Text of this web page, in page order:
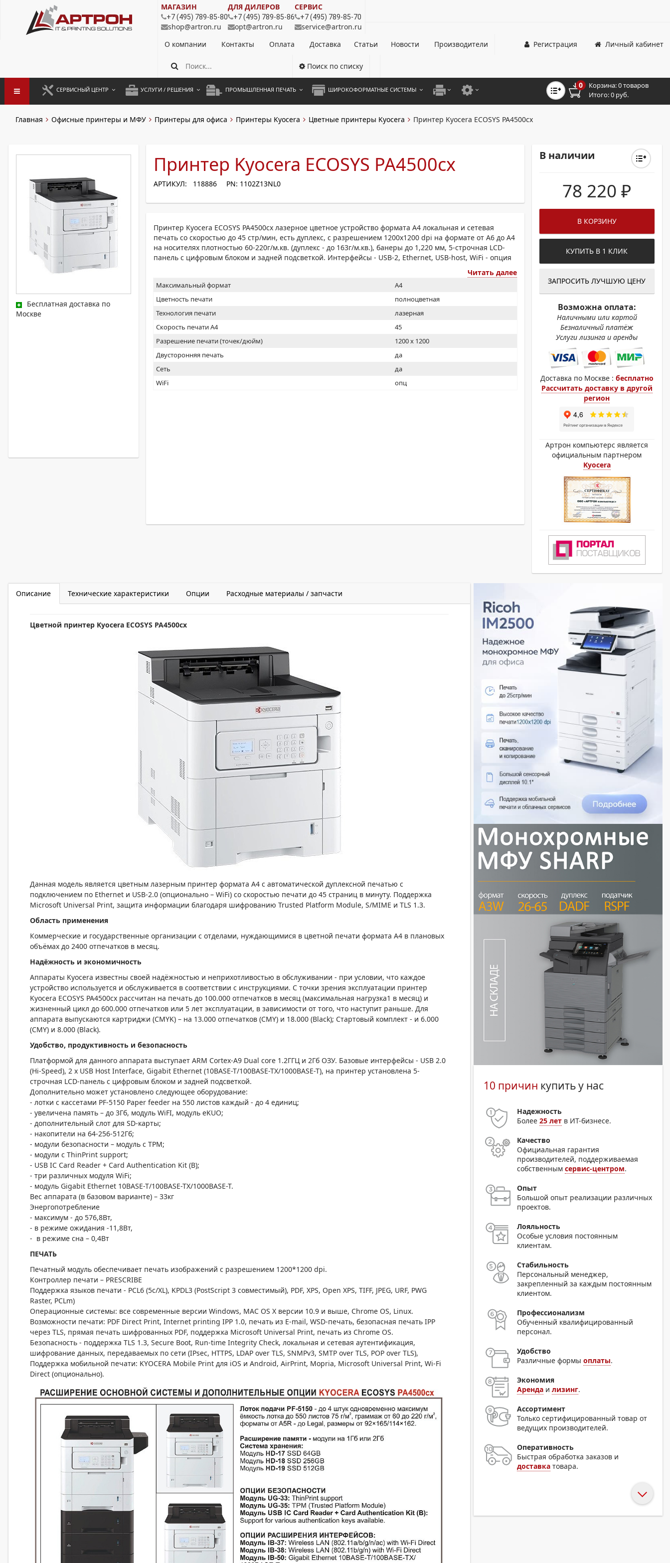
МАГАЗИН
+7 (495) 789-85-80
shop@artron.ru
ДЛЯ ДИЛЕРОВ
+7 (495) 789-85-86
opt@artron.ru
СЕРВИС
+7 (495) 789-85-70
service@artron.ru
О компании
Контакты Оплата Доставка Статьи Новости Производители Личный кабинет
Регистрация
Поиск по списку
СЕРВИСНЫЙ ЦЕНТР
ПРОФИЛАКТИКА И ТО
РАЗОВЫЕ РЕМОНТЫ
УСЛУГИ / РЕШЕНИЯ
АРЕНДА ОБОРУДОВАНИЯ
ПРОМЫШЛЕННАЯ ПЕЧАТЬ ШИРОКОФОРМАТНЫЕ СИСТЕМЫ
А4 МОНОХРОМНЫЕ
МОНОХРОМНЫЕ ПРИНТЕРЫ
ДЛЯ ШИРОКОФОРМАТНЫХ СИСТЕМ
0 Корзина:0 товаров
Итого:0 руб.
Главная Офисные принтеры и МФУ Принтеры для офиса Принтеры Kyocera Цветные принтеры Kyocera Принтер Kyocera ECOSYS PA4500cx
Бесплатная доставка по
Москве
Принтер Kyocera ECOSYS PA4500cx
АРТИКУЛ: 118886 PN: 1102Z13NL0
Принтер Kyocera ECOSYS PA4500cx лазерное цветное устройство формата А4 локальная и сетевая
печать со скоростью до 45 стр/мин, есть дуплекс, с разрешением 1200х1200 dpi на формате от А6 до А4
на носителях плотностью 60-220г/м.кв. (дуплекс - до 163г/м.кв.), банеры до 1,220 мм, 5-строчная LCD-
панель с цифровым блоком и задней подсветкой. Интерфейсы - USB-2, Ethernet, USB-host, WiFi - опция
Читать далее
Максимальный формат
A4
Цветность печати
полноцветная
Технология печати
лазерная
Скорость печати А4
45
Разрешение печати (точек/дюйм)
1200 x 1200
Двусторонняя печать
да
Сеть
да
WiFi
опц
В наличии
78 220₽
В КОРЗИНУ
КУПИТЬ В 1 КЛИК
ЗАПРОСИТЬ ЛУЧШУЮ ЦЕНУ
Возможна оплата:
Наличными или картой
Безналичный платёж
Услуги лизинга и аренды
Доставка по Москве : бесплатно
Рассчитать доставку в другой
регион
Артрон компьютерс является
официальным партнером
Kyocera
Описание Технические характеристики Опции Расходные материалы / запчасти
Цветной принтер Kyocera ECOSYS PA4500cx
Данная модель является цветным лазерным принтер формата А4 с автоматической дуплексной печатью с
подключением по Ethernet и USB-2.0 (опционально – WiFi) со скоростью печати до 45 страниц в минуту. Поддержка
Microsoft Universal Print, защита информации благодаря шифрованию Trusted Platform Module, S/MIME и TLS 1.3.
Область применения
Коммерческие и государственные организации с отделами, нуждающимися в цветной печати формата А4 в плановых
объёмах до 2400 отпечатков в месяц.
Надёжность и экономичность
Аппараты Kyocera известны своей надёжностью и неприхотливостью в обслуживании - при условии, что каждое
устройство используется и обслуживается в соответствии с инструкциями. С точки зрения эксплуатации принтер
Kyocera ECOSYS PA4500cx рассчитан на печать до 100.000 отпечатков в месяц (максимальная нагрузка1 в месяц) и
жизненный цикл до 600.000 отпечатков или 5 лет эксплуатации, в зависимости от того, что наступит раньше. Для
аппарата выпускаются картриджи (CMYK) – на 13.000 отпечатков (CMY) и 18.000 (Black); Стартовый комплект - и 6.000
(CMY) и 8.000 (Black).
Удобство, продуктивность и безопасность
Платформой для данного аппарата выступает ARM Cortex-A9 Dual core 1.2ГГЦ и 2Гб ОЗУ. Базовые интерфейсы - USB 2.0
(Hi-Speed), 2 x USB Host Interface, Gigabit Ethernet (10BASE-T/100BASE-TX/1000BASE-T), на принтер установлена 5-
строчная LCD-панель с цифровым блоком и задней подсветкой.
Дополнительно может установлено следующее оборудование:
- лотки с кассетами PF-5150 Paper feeder на 550 листов каждый - до 4 единиц;
- увеличена память – до 3Гб, модуль WiFI, модуль eKUO;
- дополнительный слот для SD-карты;
- накопители на 64-256-512Гб;
- модули безопасности – модуль с TPM;
- модули с ThinPrint support;
- USB IC Card Reader + Card Authentication Kit (B);
- три различных модуля WiFi;
- модуль Gigabit Ethernet 10BASE-T/100BASE-TX/1000BASE-T.
Вес аппарата (в базовом варианте) – 33кг
Энергопотребление
- максимум - до 576,8Вт,
- в режиме ожидания -11,8Вт,
- в режиме сна – 0,4Вт
ПЕЧАТЬ
Печатный модуль обеспечивает печать изображений с разрешением 1200*1200 dpi.
Контроллер печати – PRESCRIBE
Поддержка языков печати - PCL6 (5c/XL), KPDL3 (PostScript 3 совместимый), PDF, XPS, Open XPS, TIFF, JPEG, URF, PWG
Raster, PCLm)
Операционные системы: все современные версии Windows, MAC OS X версии 10.9 и выше, Chrome OS, Linux.
Возможности печати: PDF Direct Print, Internet printing IPP 1.0, печать из E-mail, WSD-печать, безопасная печать IPP
через TLS, прямая печать шифрованных PDF, поддержка Microsoft Universal Print, печать из Chrome OS.
Безопасность - поддержка TLS 1.3, Secure Boot, Run-time Integrity Check, локальная и сетевая аутентификация,
шифрование данных, передаваемых по сети (IPsec, HTTPS, LDAP over TLS, SNMPv3, SMTP over TLS, POP over TLS),
Поддержка мобильной печати: KYOCERA Mobile Print для iOS и Android, AirPrint, Mopria, Microsoft Universal Print, Wi-Fi
Direct (опционально).
10 причин купить у нас
Надежность
Более25 лет в ИТ-бизнесе.
Качество
Официальная гарантия
производителей, поддерживаемая
собственнымсервис-центром.
Опыт
Большой опыт реализации различных
проектов.
Лояльность
Особые условия постоянным
клиентам.
Стабильность
Персональный менеджер,
закрепленный за каждым постоянным
клиентом.
Профессионализм
Обученный квалифицированный
персонал.
Удобство
Различные формыоплаты.
Экономия
Аренда илизинг.
Ассортимент
Только сертифицированный товар от
ведущих производителей.
Оперативность
Быстрая обработка заказов и
доставка товара.